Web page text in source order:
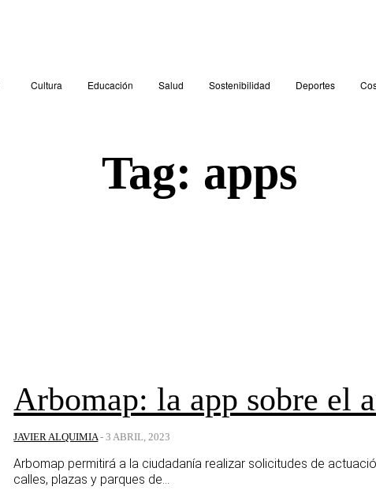
Cultura Educación Salud Sostenibilidad Deportes
Tag: apps
Arbomap: la app sobre el
JAVIER ALQUIMIA - 3 ABRIL, 2023
Arbomap permitirá a la ciudadanía realizar solicitudes de
calles, plazas y parques de...